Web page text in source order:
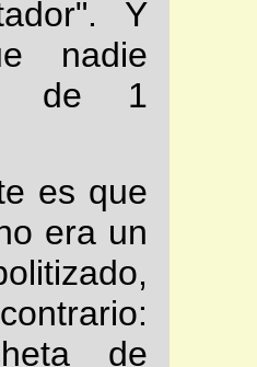
Y
nadie
de 1
es que
era un
de